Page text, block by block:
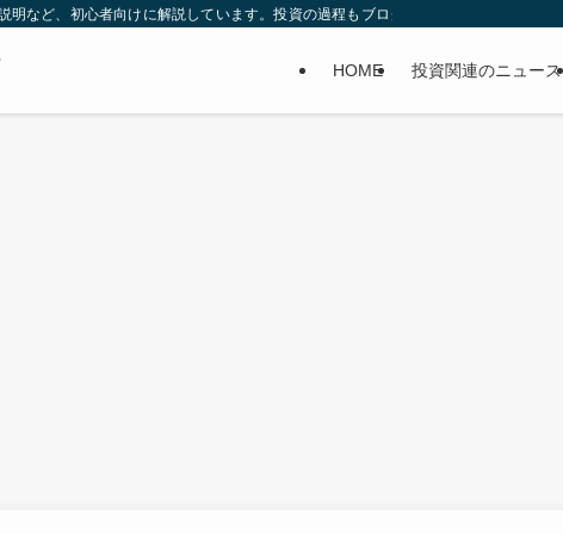
など、初心者向けに解説しています。投資の過程もブログに書いてます。
HOME 投資関連のニュース